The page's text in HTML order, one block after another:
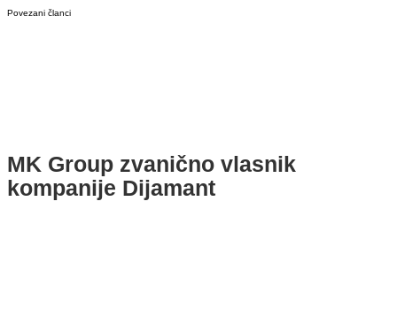
Povezani članci
MK Group zvanično vlasnik
kompanije Dijamant